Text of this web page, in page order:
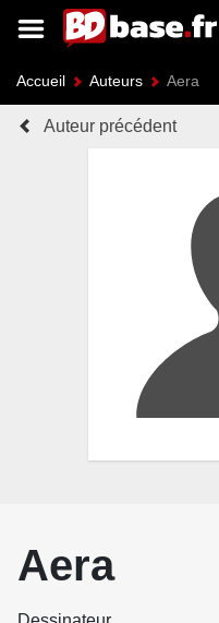
Accueil Auteurs Aera
Auteur précédent
Aera